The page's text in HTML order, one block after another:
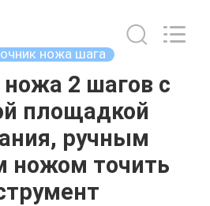
ножа шага
2 шагов с
площадкой
ручным
ножом точить